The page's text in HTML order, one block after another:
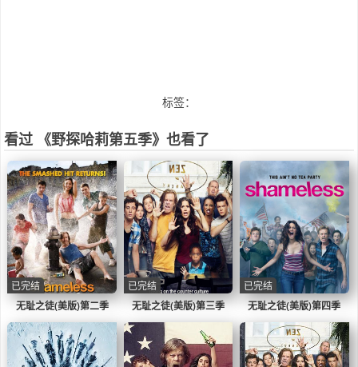
标签：
看过 《野探哈莉第五季》也看了
无耻之徒(美版)第二季
已完结
无耻之徒(美版)第三季
已完结
无耻之徒(美版)第四季
已完结